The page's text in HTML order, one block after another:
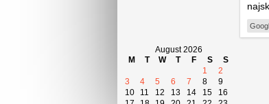
August 2026
M
T W T F S
S
1
2
3
4 5 6 7 8
9
10
11 12 13 14 15
16